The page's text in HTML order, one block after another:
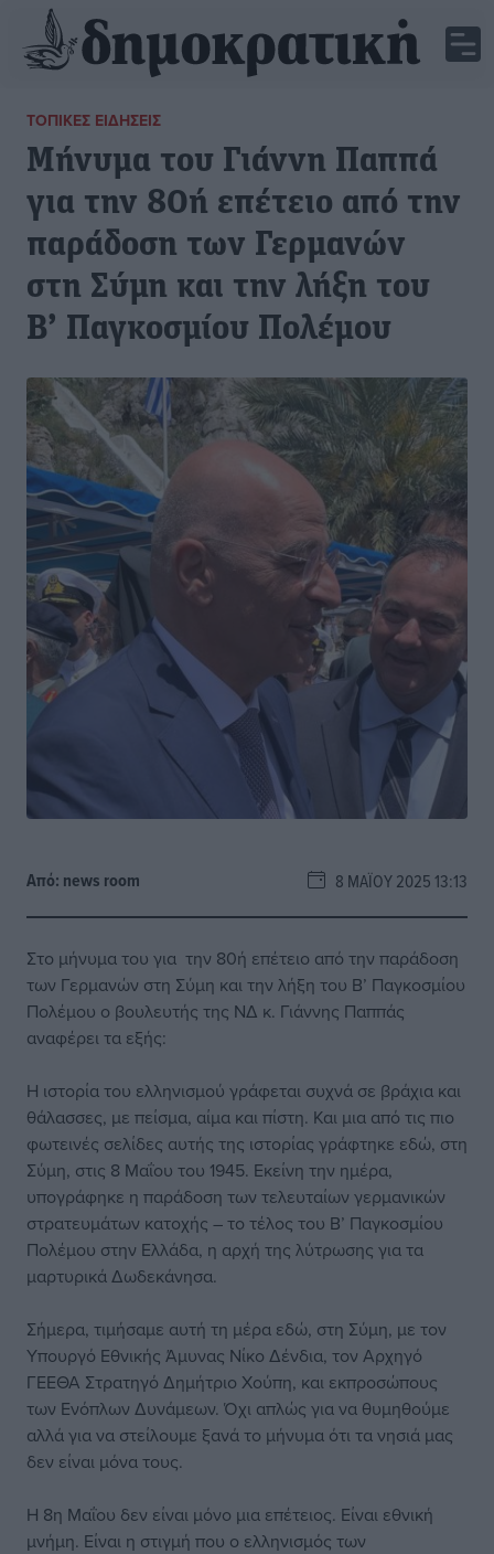
ΤΟΠΙΚΈΣ ΕΙΔΉΣΕΙΣ
Μήνυμα του Γιάννη Παππά
για την 80ή επέτειο από την
παράδοση των Γερμανών
στη Σύμη και την λήξη του
Β’ Παγκοσμίου Πολέμου
Από: news room 8 ΜΑΪ́ΟΥ 2025 13:13
Στο μήνυμα του για την 80ή επέτειο από την παράδοση
των Γερμανών στη Σύμη και την λήξη του Β’ Παγκοσμίου
Πολέμου ο βουλευτής της ΝΔ κ. Γιάννης Παππάς
αναφέρει τα εξής:
Η ιστορία του ελληνισμού γράφεται συχνά σε βράχια και
θάλασσες, με πείσμα, αίμα και πίστη. Και μια από τις πιο
φωτεινές σελίδες αυτής της ιστορίας γράφτηκε εδώ, στη
Σύμη, στις 8 Μαΐου του 1945. Εκείνη την ημέρα,
υπογράφηκε η παράδοση των τελευταίων γερμανικών
στρατευμάτων κατοχής – το τέλος του Β’ Παγκοσμίου
Πολέμου στην Ελλάδα, η αρχή της λύτρωσης για τα
μαρτυρικά Δωδεκάνησα.
Σήμερα, τιμήσαμε αυτή τη μέρα εδώ, στη Σύμη, με τον
Υπουργό Εθνικής Άμυνας Νίκο Δένδια, τον Αρχηγό
ΓΕΕΘΑ Στρατηγό Δημήτριο Χούπη, και εκπροσώπους
των Ενόπλων Δυνάμεων. Όχι απλώς για να θυμηθούμε
αλλά για να στείλουμε ξανά το μήνυμα ότι τα νησιά μας
δεν είναι μόνα τους.
Η 8η Μαΐου δεν είναι μόνο μια επέτειος. Είναι εθνική
μνήμη. Είναι η στιγμή που ο ελληνισμός των